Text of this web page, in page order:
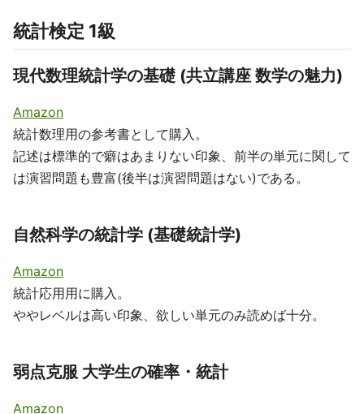
統計検定 1級
現代数理統計学の基礎 (共立講座 数学の魅力)
Amazon
統計数理用の参考書として購入。
記述は標準的で癖はあまりない印象、前半の単元に関して
は演習問題も豊富(後半は演習問題はない)である。
自然科学の統計学 (基礎統計学)
Amazon
統計応用用に購入。
ややレベルは高い印象、欲しい単元のみ読めば十分。
弱点克服 大学生の確率・統計
Amazon